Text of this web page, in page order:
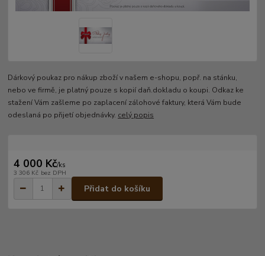
Dárkový poukaz pro nákup zboží v našem e-shopu, popř. na stánku,
nebo ve firmě, je platný pouze s kopií daň.dokladu o koupi. Odkaz ke
stažení Vám zašleme po zaplacení zálohové faktury, která Vám bude
odeslaná po přijetí objednávky. celý popis
4 000 Kč/ks
3 306 Kč bez DPH
Přidat do košíku